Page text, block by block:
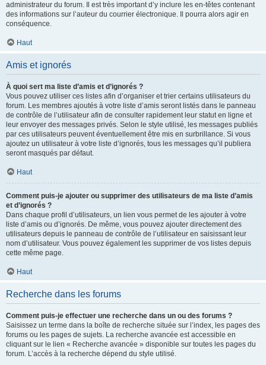
administrateur du forum. Il est très important d’y inclure les en-têtes contenant
des informations sur l’auteur du courrier électronique. Il pourra alors agir en
conséquence.
Haut
Amis et ignorés
À quoi sert ma liste d’amis et d’ignorés ?
Vous pouvez utiliser ces listes afin d’organiser et trier certains utilisateurs du
forum. Les membres ajoutés à votre liste d’amis seront listés dans le panneau
de contrôle de l’utilisateur afin de consulter rapidement leur statut en ligne et
leur envoyer des messages privés. Selon le style utilisé, les messages publiés
par ces utilisateurs peuvent éventuellement être mis en surbrillance. Si vous
ajoutez un utilisateur à votre liste d’ignorés, tous les messages qu’il publiera
seront masqués par défaut.
Haut
Comment puis-je ajouter ou supprimer des utilisateurs de ma liste d’amis
et d’ignorés ?
Dans chaque profil d’utilisateurs, un lien vous permet de les ajouter à votre
liste d’amis ou d’ignorés. De même, vous pouvez ajouter directement des
utilisateurs depuis le panneau de contrôle de l’utilisateur en saisissant leur
nom d’utilisateur. Vous pouvez également les supprimer de vos listes depuis
cette même page.
Haut
Recherche dans les forums
Comment puis-je effectuer une recherche dans un ou des forums ?
Saisissez un terme dans la boîte de recherche située sur l’index, les pages des
forums ou les pages de sujets. La recherche avancée est accessible en
cliquant sur le lien « Recherche avancée » disponible sur toutes les pages du
forum. L’accès à la recherche dépend du style utilisé.